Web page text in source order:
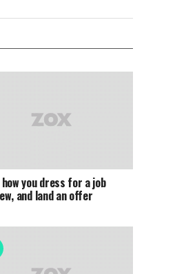
you dress for a job
and land an offer